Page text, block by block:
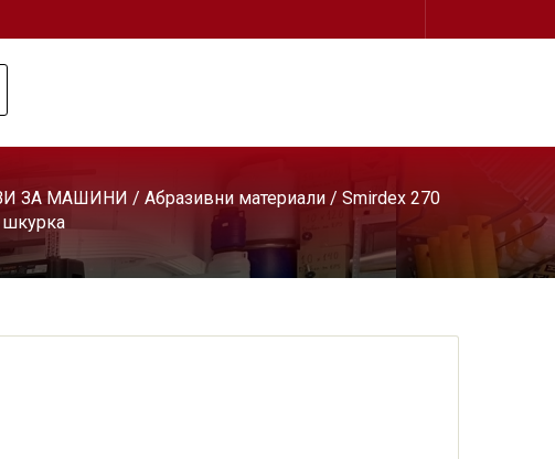
ЗА МАШИНИ / Абразивни материали / Smirdex 270